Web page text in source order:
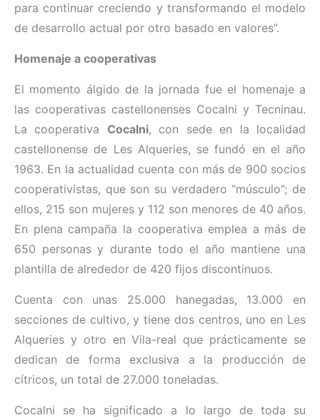
para continuar creciendo y transformando el modelo
de desarrollo actual por otro basado en valores”.
Homenaje a cooperativas
El momento álgido de la jornada fue el homenaje a
las cooperativas castellonenses Cocalni y Tecninau.
La cooperativa Cocalni, con sede en la localidad
castellonense de Les Alqueries, se fundó en el año
1963. En la actualidad cuenta con más de 900 socios
cooperativistas, que son su verdadero “músculo”; de
ellos, 215 son mujeres y 112 son menores de 40 años.
En plena campaña la cooperativa emplea a más de
650 personas y durante todo el año mantiene una
plantilla de alrededor de 420 fijos discontinuos.
Cuenta con unas 25.000 hanegadas, 13.000 en
secciones de cultivo, y tiene dos centros, uno en Les
Alqueries y otro en Vila-real que prácticamente se
dedican de forma exclusiva a la producción de
cítricos, un total de 27.000 toneladas.
Cocalni se ha significado a lo largo de toda su